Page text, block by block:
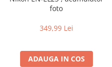
Accesorii diverse
foto
349,99 Lei
ADAUGA IN COS